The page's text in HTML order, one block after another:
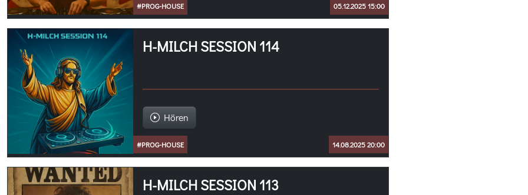
#PROG-HOUSE 05.12.2025 15:00
H-MILCH SESSION 114
Hören
#PROG-HOUSE 14.08.2025 20:00
H-MILCH SESSION 113